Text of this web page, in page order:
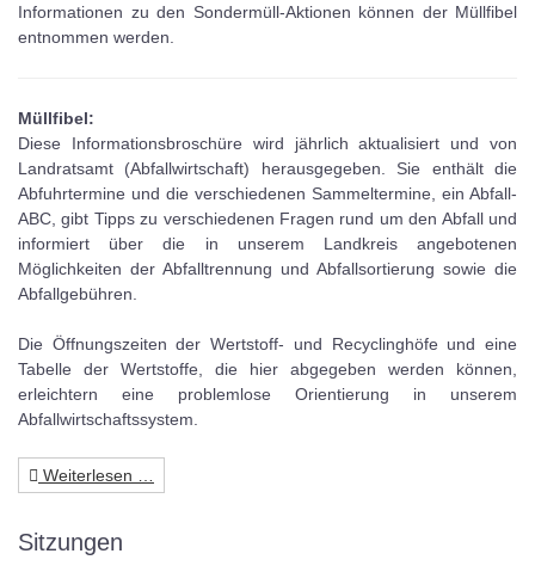
Informationen zu den Sondermüll-Aktionen können der Müllfibel
entnommen werden.
Müllfibel:
Diese Informationsbroschüre wird jährlich aktualisiert und von
Landratsamt (Abfallwirtschaft) herausgegeben. Sie enthält die
Abfuhrtermine und die verschiedenen Sammeltermine, ein Abfall-
ABC, gibt Tipps zu verschiedenen Fragen rund um den Abfall und
informiert über die in unserem Landkreis angebotenen
Möglichkeiten der Abfalltrennung und Abfallsortierung sowie die
Abfallgebühren.
Die Öffnungszeiten der Wertstoff- und Recyclinghöfe und eine
Tabelle der Wertstoffe, die hier abgegeben werden können,
erleichtern eine problemlose Orientierung in unserem
Abfallwirtschaftssystem.
Weiterlesen …
Sitzungen